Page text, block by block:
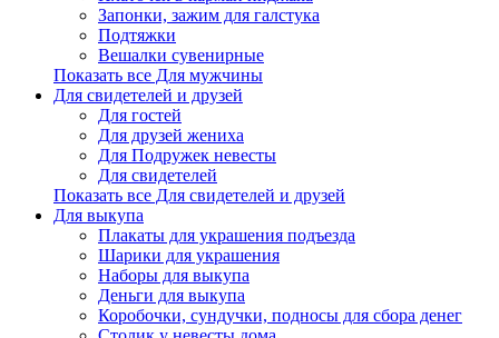
Запонки, зажим для галстука
Подтяжки
Вешалки сувенирные
Показать все Для мужчины
Для свидетелей и друзей
Для гостей
Для друзей жениха
Для Подружек невесты
Для свидетелей
Показать все Для свидетелей и друзей
Для выкупа
Плакаты для украшения подъезда
Шарики для украшения
Наборы для выкупа
Деньги для выкупа
Коробочки, сундучки, подносы для сбора денег